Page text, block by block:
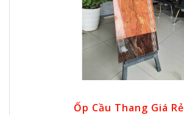
Ốp Cầu Thang Giá